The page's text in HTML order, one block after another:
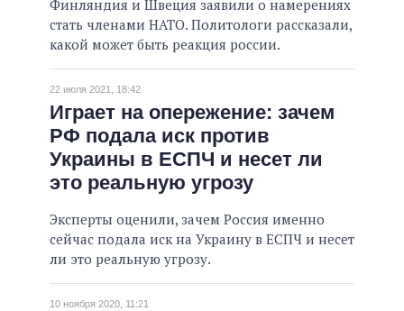
Финляндия и Швеция заявили о намерениях
стать членами НАТО. Политологи рассказали,
какой может быть реакция россии.
22 июля 2021, 18:42
Играет на опережение: зачем
РФ подала иск против
Украины в ЕСПЧ и несет ли
это реальную угрозу
Эксперты оценили, зачем Россия именно
сейчас подала иск на Украину в ЕСПЧ и несет
ли это реальную угрозу.
10 ноября 2020, 11:21